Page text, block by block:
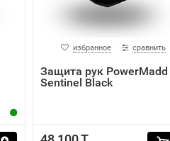
избранное сравнить
Защита рук PowerMadd
Sentinel Black